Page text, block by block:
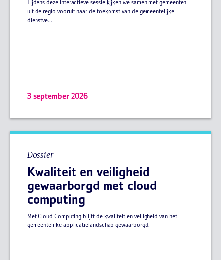
Tijdens deze interactieve sessie kijken we samen met gemeenten
uit de regio vooruit naar de toekomst van de gemeentelijke
dienstve...
3 september 2026
Dossier
Kwaliteit en veiligheid
gewaarborgd met cloud
computing
Met Cloud Computing blijft de kwaliteit en veiligheid van het
gemeentelijke applicatielandschap gewaarborgd.